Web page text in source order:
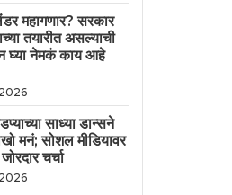
महागणार? सरकार
तयारीत असल्याची
घ्या नेमकं काय आहे
साध्या डान्सने
मनं; सोशल मीडियावर
चर्चा